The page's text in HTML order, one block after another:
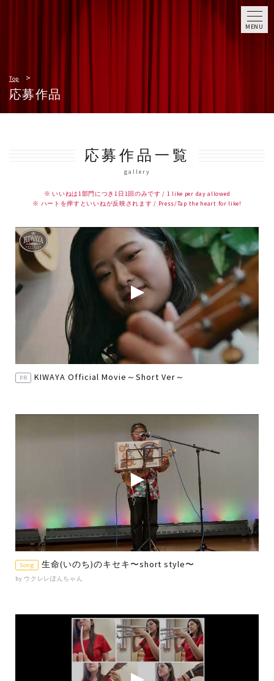
MENU
Top
応募作品
応募作品一覧
gallery
※ いいねは1部門につき1日1回のみです / 1 like per day allowed
※ ハートを押すといいねが反映されます / Press/Tap the heart for like!
PR KIWAYA Official Movie～Short Ver～
Song 生命(いのち)のキセキ〜short style〜
by ウクレレぽんちゃん